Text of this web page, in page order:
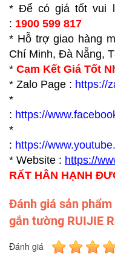
* Để có giá tốt vui
: 1900 599 817
* Hỗ trợ giao hàng
Chí Minh, Đà Nẵng,
* Cam Kết Giá Tốt
* Zalo Page : https://
*
: https://
*
: https://
* Website : https://
RẤT HÂN HẠNH
Đánh giá sản
gắn tường RUIJIE
Đánh giá